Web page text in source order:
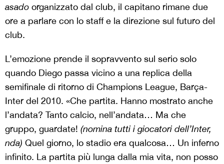
asado organizzato dal club, il capitano rimane due
ore a parlare con lo staff e la direzione sul futuro del
club.
L’emozione prende il sopravvento sul serio solo
quando Diego passa vicino a una replica della
semifinale di ritorno di Champions League, Barça-
Inter del 2010. «Che partita. Hanno mostrato anche
l’andata? Tanto calcio, nell’andata… Ma che
gruppo, guardate! (nomina tutti i giocatori dell’Inter,
nda) Quel giorno, lo stadio era qualcosa… Un inferno
infinito. La partita più lunga dalla mia vita, non posso